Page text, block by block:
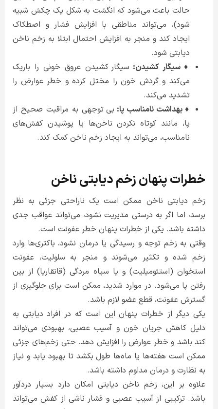
حالت باعث می‌شود که انگشت به شکل یک چکش شبیه
شود)، می‌تواند مناطقی با افزایش فشار و اصطکاک
ایجاد کند و منجر به افزایش احتمال ابتلا به زخم ناخن
دیابتی شود.
♦ سیگار کشیدن: سیگار کشیدن عروق خونی را باریک
می‌کند و گردش خون را مختل کرده و خطر عوارض را
تشدید می‌کند.
♦ بهداشت نامناسب پا: بی توجهی به مراقبت صحیح از
پا، مانند کوتاه نکردن ناخن‌ها یا پوشیدن کفش‌های
نامناسب، می‌تواند به ایجاد زخم ناخن کمک کند.
خطرات پنهان زخم دیابتی ناخن
زخم دیابتی ناخن ممکن است یک ناراحتی جزئی به نظر
برسد، اما اگر به درستی مدیریت نشود، می‌تواند عواقب جدی
داشته باشد. یکی از خطرات پنهان خطر عفونت است.
وقتی به زخم توجه و رسیدگی یا درمان نشود، باکتری‌ها وارد
زخم شده و تکثیر می‌شوند و منجر به سلولیت، عفونت
استخوان (استئومیلیت) و یا سیاه مردگی (قانقاریا) از بین
رفتن پا می‌شود. در موارد شدید، ممکن است برای جلوگیری از
گسترش عفونت، قطع عضو لازم باشد.
یکی دیگر از خطرات پنهان این است که در افراد دیابتی به
دلیل کاهش جریان خون و آسیب عصبی، بهبودی می‌تواند
کند باشد و خطر عوارض را افزایش دهد. حتی زخم‌های جزئی
ممکن است هفته‌ها یا ماه‌ها طول بکشد تا بهبود یابد و نیاز
به نظارت و درمان مداوم داشته باشد.
علاوه بر این، زخم ناخن دیابتی امکان دارد بسیار دردآور
باشد. ترکیبی از آسیب عصبی و فشار ناشی از کفش می‌تواند